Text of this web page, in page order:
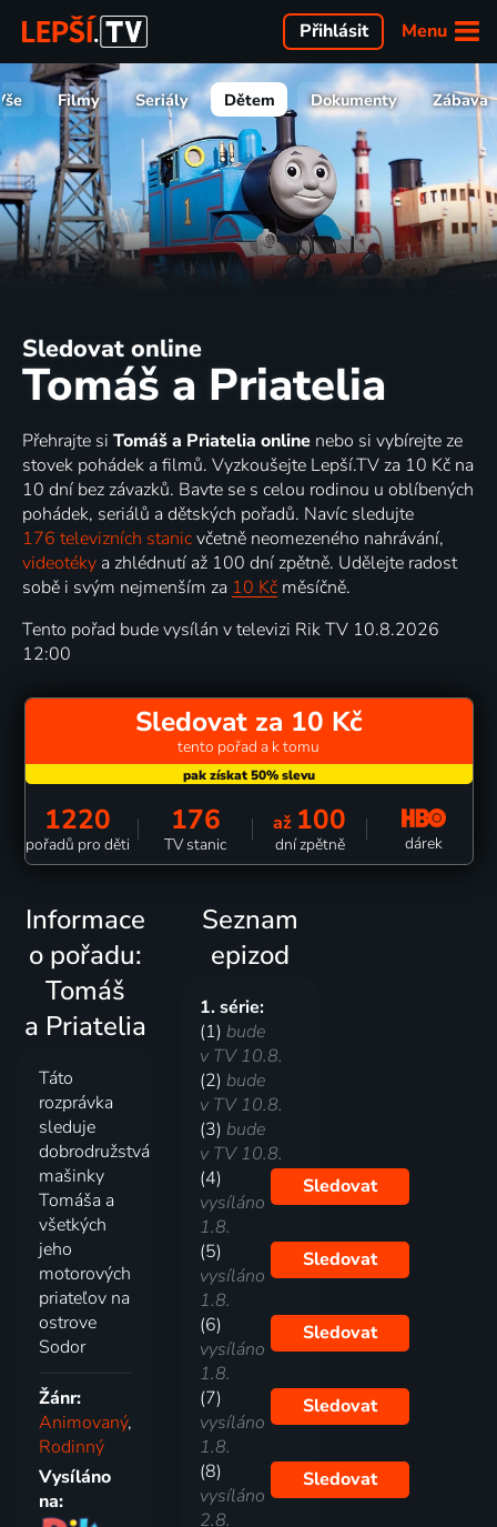
Menu
Přihlásit
Filmy Seriály Dětem Dokumenty Zábava
Sledovat online
Tomáš a Priatelia
Přehrajte si Tomáš a Priatelia online nebo si vybírejte ze
stovek pohádek a filmů. Vyzkoušejte Lepší.TV za 10 Kč na
10 dní bez závazků. Bavte se s celou rodinou u oblíbených
pohádek, seriálů a dětských pořadů. Navíc sledujte
176 televizních stanicvčetně neomezeného nahrávání,
videotéky a zhlédnutí až 100 dní zpětně. Udělejte radost
sobě i svým nejmenším za 10 Kč měsíčně.
Tento pořad bude vysílán v televizi Rik TV 10.8.2026
12:00
Sledovat za 10 Kč
tento pořad a k tomu
1220
pořadů pro děti
176
TV stanic
až 100
dní zpětně dárek
Informace
o pořadu:
Tomáš
a Priatelia
Táto
rozprávka
sleduje
dobrodružstvá
mašinky
Tomáša a
všetkých
jeho
motorových
priateľov na
ostrove
Sodor
Žánr:
Animovaný,
Rodinný
Vysíláno
na:
Seznam
epizod
1. série:
(1)bude
v TV 10.8.
(2)bude
v TV 10.8.
(3)bude
v TV 10.8.
(4)
vysíláno
1.8.
Sledovat
(5)
vysíláno
1.8.
Sledovat
(6)
vysíláno
1.8.
Sledovat
(7)
vysíláno
1.8.
Sledovat
(8)
vysíláno
2.8.
Sledovat